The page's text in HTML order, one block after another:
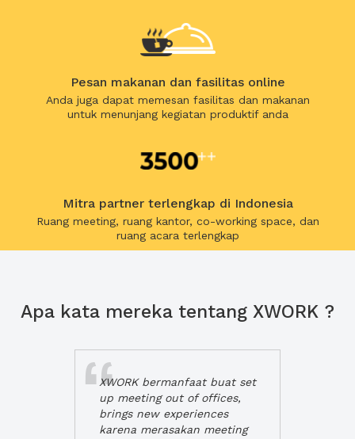
Pesan makanan dan fasilitas online
Anda juga dapat memesan fasilitas dan makanan
untuk menunjang kegiatan produktif anda
Mitra partner terlengkap di Indonesia
Ruang meeting, ruang kantor, co-working space, dan
ruang acara terlengkap
Apa kata mereka tentang XWORK ?
XWORK bermanfaat buat set
up meeting out of offices,
brings new experiences
karena merasakan meeting